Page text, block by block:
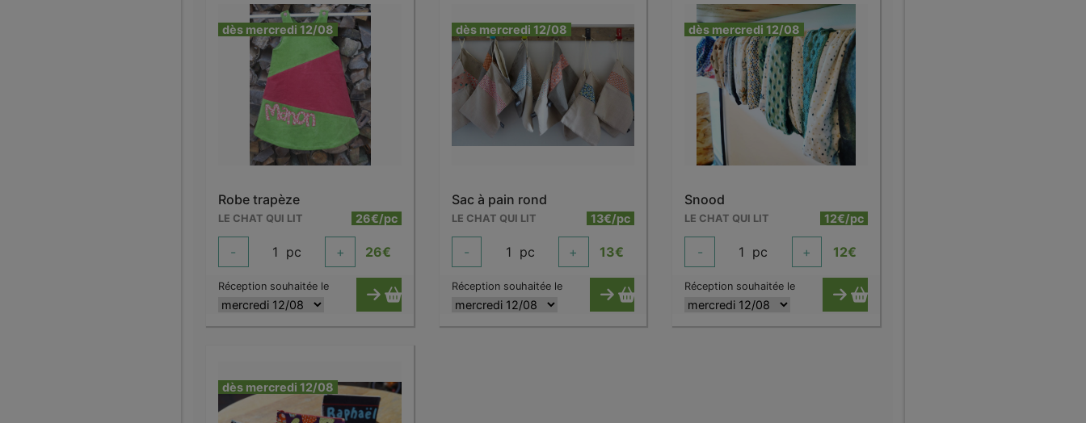
dès mercredi 12/08
Robe trapèze
LE CHAT QUI LIT 26€/pc
- 1 pc + 26€
Réception souhaitée le
dès mercredi 12/08
Sac à pain rond
LE CHAT QUI LIT 13€/pc
- 1 pc + 13€
Réception souhaitée le
dès mercredi 12/08
Snood
LE CHAT QUI LIT 12€/pc
- 1 pc + 12€
Réception souhaitée le
dès mercredi 12/08